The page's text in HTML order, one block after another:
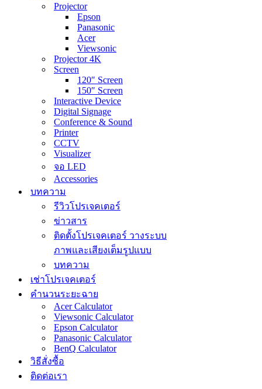
Projector
Epson
Panasonic
Acer
Viewsonic
Projector 4K
Screen
120″ Screen
150″ Screen
Interactive Device
Digital Signage
Conference & Sound
Printer
CCTV
Visualizer
จอ LED
Accessories
บทความ
รีวิวโปรเจคเตอร์
ข่าวสาร
ติดตั้งโปรเจคเตอร์ วางระบบ
ภาพและเสียงเต็มรูปแบบ
บทความ
เช่าโปรเจคเตอร์
คำนวนระยะฉาย
Acer Calculator
Viewsonic Calculator
Epson Calculator
Panasonic Calculator
BenQ Calculator
วิธีสั่งซื้อ
ติดต่อเรา